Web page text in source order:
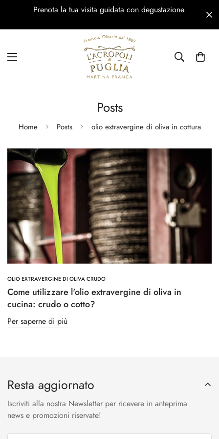
Prenota la tua visita guidata con degustazione.
Posts
Home Posts olio extravergine di oliva in cottura
OLIO EXTRAVERGINE DI OLIVA CRUDO
Come utilizzare l'olio extravergine di oliva in
cucina: crudo o cotto?
Per saperne di più
Resta aggiornato
Iscriviti alla nostra Newsletter per ricevere in anteprima
news e promozioni riservate!